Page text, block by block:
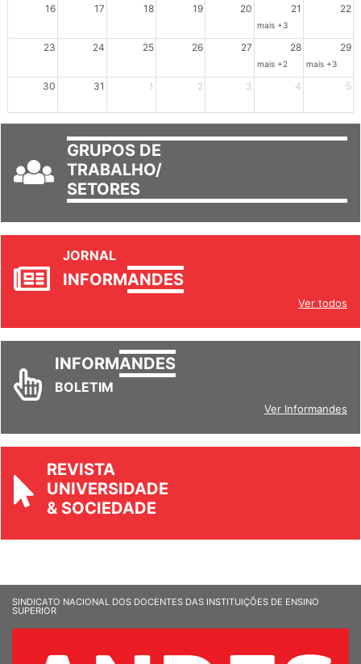
16 17 18 19 20 21 22
mais +3
23 24 25 26 27 28 29
mais +2 mais +3
30 31 1 2 3 4 5
GRUPOS DE
TRABALHO/
SETORES
JORNAL
INFORMANDES
Ver todos
INFORMANDES
BOLETIM
Ver Informandes
REVISTA
UNIVERSIDADE
& SOCIEDADE
SINDICATO NACIONAL DOS DOCENTES DAS INSTITUIÇÕES DE ENSINO
SUPERIOR